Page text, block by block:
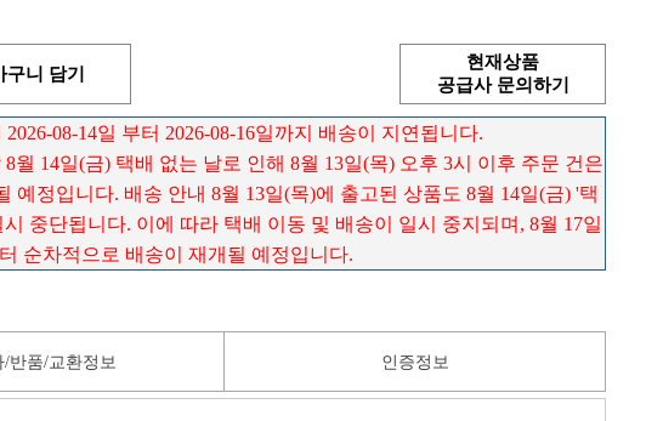
구니 담기
현재상품
공급사 문의하기
08-14일 부터 2026-08-16일까지 배송이 지연됩니다.
월 14일(금) 택배 없는 날로 인해 8월 13일(목) 오후 3시 이후 주문 건은
예정입니다. 배송 안내 8월 13일(목)에 출고된 상품도 8월 14일(금) '택
중단됩니다. 이에 따라 택배 이동 및 배송이 일시 중지되며, 8월 17일
순차적으로 배송이 재개될 예정입니다.
/반품/교환정보 인증정보